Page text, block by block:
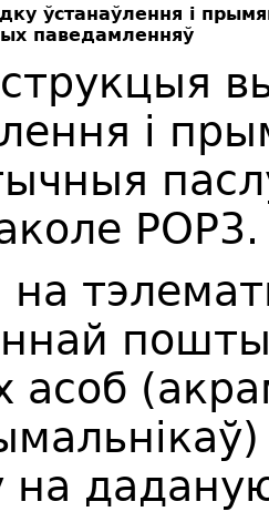
ўстанаўлення і
паведамленняў
і
РОР3.
асоб
на